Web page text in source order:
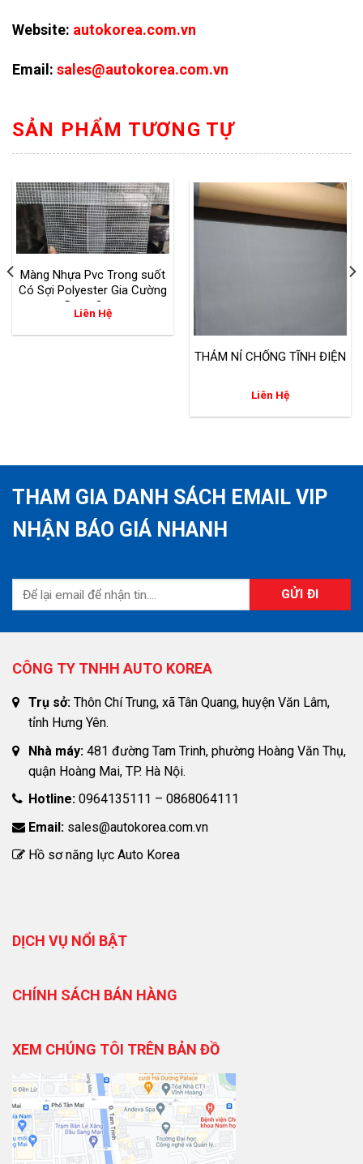
Website: autokorea.com.vn
Email: sales@autokorea.com.vn
SẢN PHẨM TƯƠNG TỰ
Màng Nhựa Pvc Trong suốt
Có Sợi Polyester Gia Cường
Dạng Caro
Liên Hệ
THẢM NỈ CHỐNG TĨNH ĐIỆN
Liên Hệ
THAM GIA DANH SÁCH EMAIL VIP
NHẬN BÁO GIÁ NHANH
CÔNG TY TNHH AUTO KOREA
Trụ sở: Thôn Chí Trung, xã Tân Quang, huyện Văn Lâm,
tỉnh Hưng Yên.
Nhà máy: 481 đường Tam Trinh, phường Hoàng Văn Thụ,
quận Hoàng Mai, TP. Hà Nội.
Hotline: 0964135111 – 0868064111
Email: sales@autokorea.com.vn
Hồ sơ năng lực Auto Korea
DỊCH VỤ NỔI BẬT
CHÍNH SÁCH BÁN HÀNG
XEM CHÚNG TÔI TRÊN BẢN ĐỒ